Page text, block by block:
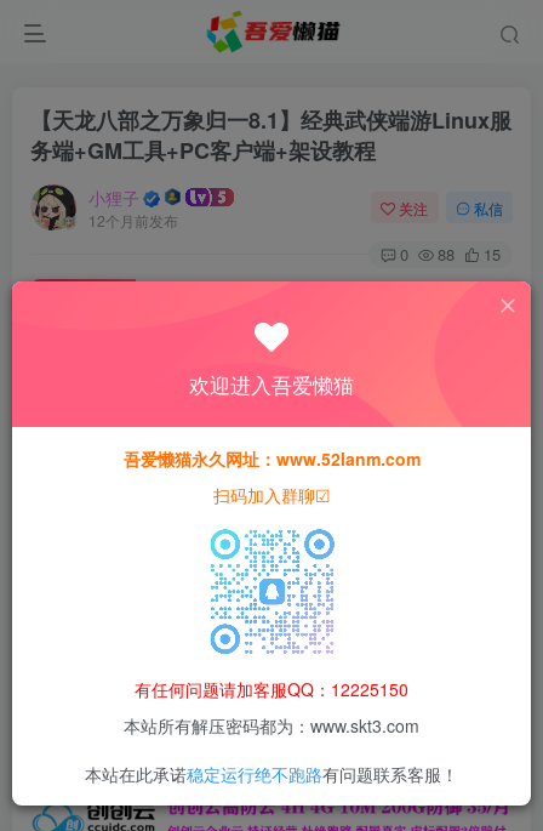
【天龙八部之万象归一8.1】经典武侠端游Linux服
务端+GM工具+PC客户端+架设教程
小狸子
12个月前发布
关注 私信
0 88 15
此内容为付费资源，请付费后查看
猫粮30
黄金会员猫粮15 钻石会员 免费
本站所有资源均为网络收集整理而来，仅供学习研究使用，请在下
载后24h内删除，谢谢合作！
本站资源仅用于学习交流，禁止商业运营与违法、侵权
果由使用者自行承担。
欢迎进入吾爱懒猫
吾爱懒猫永久网址：www.52lanm.com
扫码加入群聊☑
有任何问题请加客服QQ：12225150
本站所有解压密码都为：www.skt3.com
本站在此承诺稳定运行绝不跑路有问题联系客服！